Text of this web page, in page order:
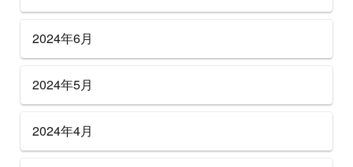
2024年6月
2024年5月
2024年4月